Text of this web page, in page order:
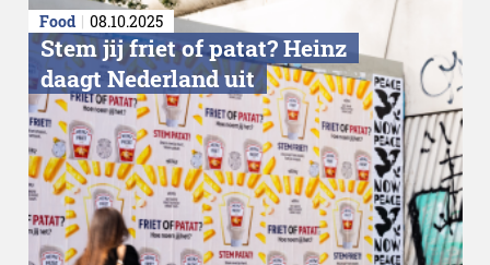
Food 08.10.2025
Stem jij friet of patat? Heinz
daagt Nederland uit